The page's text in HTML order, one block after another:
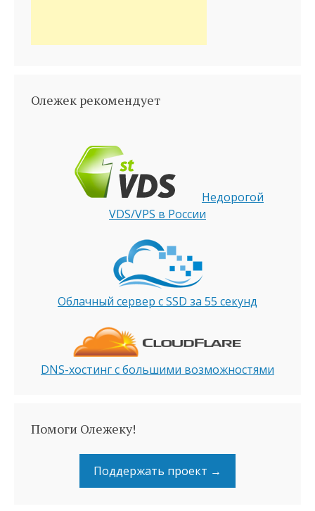
Олежек рекомендует
Недорогой
VDS/VPS в России
Облачный сервер с SSD за 55 секунд
DNS-хостинг с большими возможностями
Помоги Олежеку!
Поддержать проект →